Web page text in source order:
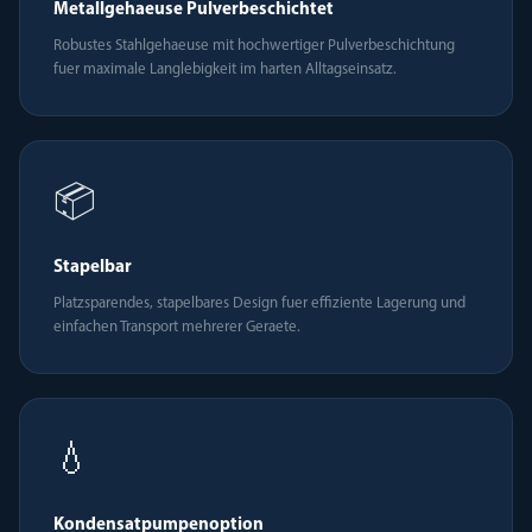
Metallgehaeuse Pulverbeschichtet
Robustes Stahlgehaeuse mit hochwertiger Pulverbeschichtung
fuer maximale Langlebigkeit im harten Alltagseinsatz.
📦
Stapelbar
Platzsparendes, stapelbares Design fuer effiziente Lagerung und
einfachen Transport mehrerer Geraete.
💧
Kondensatpumpenoption